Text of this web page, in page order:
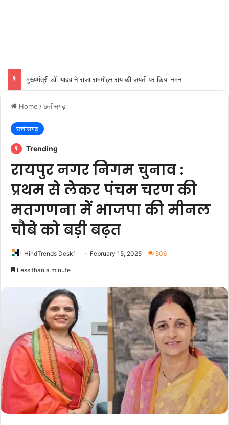
Home /छत्तीसगढ़
छत्तीसगढ़
Trending
रायपुर नगर निगम चुनाव :
प्रथम से लेकर पंचम चरण की
मतगणना में भाजपा की मीनल
चौबे को बड़ी बढ़त
HindTrends Desk1 February 15, 2025 506
Less than a minute